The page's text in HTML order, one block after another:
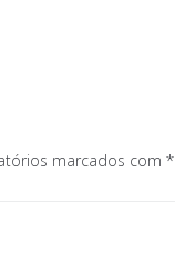
marcados com *